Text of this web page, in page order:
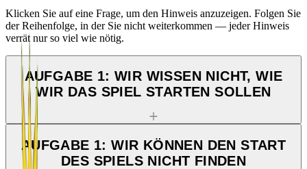
Klicken Sie auf eine Frage, um den Hinweis anzuzeigen. Folgen Sie
der Reihenfolge, in der Sie nicht weiterkommen — jeder Hinweis
verrät nur so viel wie nötig.
AUFGABE 1: WIR WISSEN NICHT, WIE
WIR DAS SPIEL STARTEN SOLLEN
AUFGABE 1: WIR KÖNNEN DEN START
DES SPIELS NICHT FINDEN